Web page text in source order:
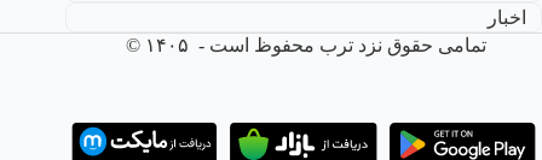
اخبار
تمامی حقوق نزد ترب محفوظ است - ۱۴۰۵ ©